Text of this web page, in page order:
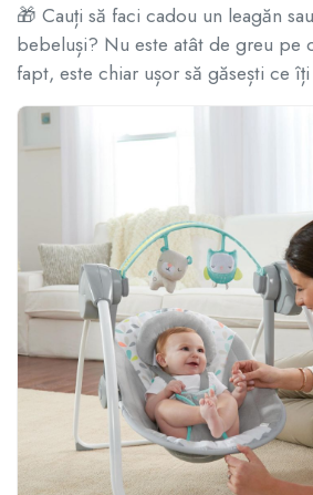
🎁 Cauți să faci cadou un leagăn
bebeluși? Nu este atât de greu pe
fapt, este chiar ușor să găsești ce